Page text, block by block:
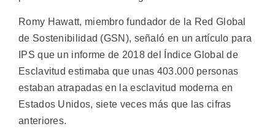
Romy Hawatt, miembro fundador de la Red Global
de Sostenibilidad (GSN), señaló en un artículo para
IPS que un informe de 2018 del Índice Global de
Esclavitud estimaba que unas 403.000 personas
estaban atrapadas en la esclavitud moderna en
Estados Unidos, siete veces más que las cifras
anteriores.